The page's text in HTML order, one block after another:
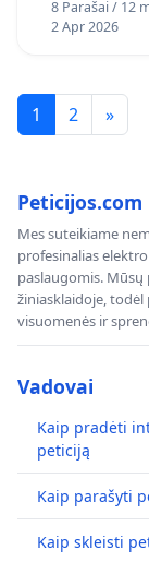
8 Parašai / 12
2 Apr 2026
1 2 »
Peticijos.com
Mes suteikiame
profesinalias
paslaugomis.
žiniasklaidoje,
visuomenės ir
Vadovai
Kaip pradėti
peticiją
Kaip parašyti
Kaip skleisti